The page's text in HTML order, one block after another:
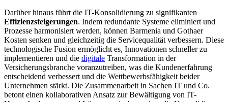
Darüber hinaus führt die IT-Konsolidierung zu signifikanten
Effizienzsteigerungen. Indem redundante Systeme eliminiert und
Prozesse harmonisiert werden, können Barmenia und Gothaer
Kosten senken und gleichzeitig die Servicequalität verbessern. Diese
technologische Fusion ermöglicht es, Innovationen schneller zu
implementieren und die digitale Transformation in der
Versicherungsbranche voranzutreiben, was die Kundenerfahrung
entscheidend verbessert und die Wettbewerbsfähigkeit beider
Unternehmen stärkt. Die Zusammenarbeit in Sachen IT und Co.
betont einen kollaborativen Ansatz zur Bewältigung von IT-